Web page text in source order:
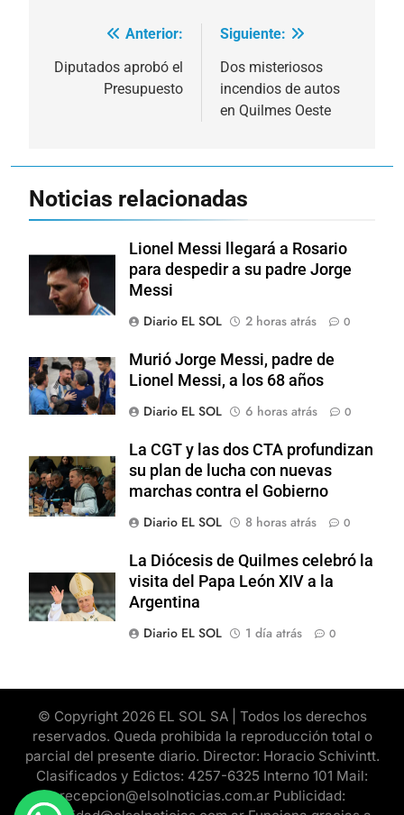
Navegación
de
Anterior:
Diputados aprobó el
Presupuesto
Siguiente:
Dos misteriosos
incendios de autos
en Quilmes Oeste
Noticias relacionadas
Lionel Messi llegará a Rosario
para despedir a su padre Jorge
Messi
Diario EL SOL
2 horas atrás 0
Murió Jorge Messi, padre de
Lionel Messi, a los 68 años
Diario EL SOL
6 horas atrás 0
La CGT y las dos CTA profundizan
su plan de lucha con nuevas
marchas contra el Gobierno
Diario EL SOL
8 horas atrás 0
La Diócesis de Quilmes celebró la
visita del Papa León XIV a la
Argentina
Diario EL SOL
1 día atrás 0
© Copyright 2026 EL SOL SA | Todos los derechos
reservados. Queda prohibida la reproducción total o
parcial del presente diario. Director: Horacio Schivintt.
Clasificados y Edictos: 4257-6325 Interno 101 Mail:
recepcion@elsolnoticias.com.ar Publicidad: